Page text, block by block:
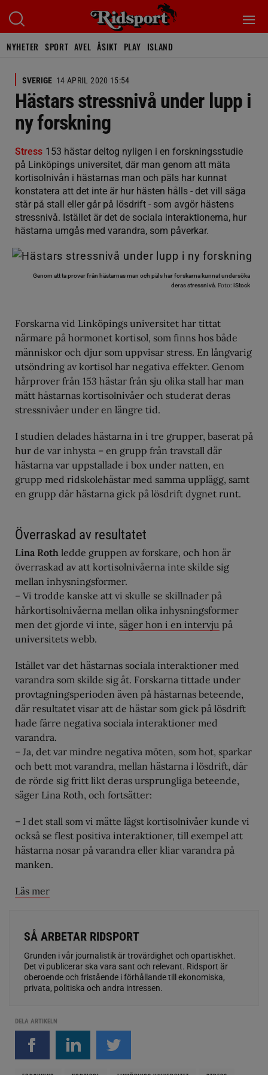
NYHETER SPORT AVEL ÅSIKT PLAY ISLAND
SVERIGE 14 APRIL 2020 15:54
Hästars stressnivå under lupp i
ny forskning
Stress 153 hästar deltog nyligen i en forskningsstudie
på Linköpings universitet, där man genom att mäta
kortisolnivån i hästarnas man och päls har kunnat
konstatera att det inte är hur hästen hålls - det vill säga
står på stall eller går på lösdrift - som avgör hästens
stressnivå. Istället är det de sociala interaktionerna, hur
hästarna umgås med varandra, som påverkar.
Genom att ta prover från hästarnas man och päls har forskarna kunnat undersöka
deras stressnivå. Foto: iStock
Forskarna vid Linköpings universitet har tittat
närmare på hormonet kortisol, som finns hos både
människor och djur som uppvisar stress. En långvarig
utsöndring av kortisol har negativa effekter. Genom
hårprover från 153 hästar från sju olika stall har man
mätt hästarnas kortisolnivåer och studerat deras
stressnivåer under en längre tid.
I studien delades hästarna in i tre grupper, baserat på
hur de var inhysta – en grupp från travstall där
hästarna var uppstallade i box under natten, en
grupp med ridskolehästar med samma upplägg, samt
en grupp där hästarna gick på lösdrift dygnet runt.
Överraskad av resultatet
Lina Roth ledde gruppen av forskare, och hon är
överraskad av att kortisolnivåerna inte skilde sig
mellan inhysningsformer.
– Vi trodde kanske att vi skulle se skillnader på
hårkortisolnivåerna mellan olika inhysningsformer
men det gjorde vi inte, säger hon i en intervju på
universitets webb.
Istället var det hästarnas sociala interaktioner med
varandra som skilde sig åt. Forskarna tittade under
provtagningsperioden även på hästarnas beteende,
där resultatet visar att de hästar som gick på lösdrift
hade färre negativa sociala interaktioner med
varandra.
– Ja, det var mindre negativa möten, som hot, sparkar
och bett mot varandra, mellan hästarna i lösdrift, där
de rörde sig fritt likt deras ursprungliga beteende,
säger Lina Roth, och fortsätter:
– I det stall som vi mätte lägst kortisolnivåer kunde vi
också se flest positiva interaktioner, till exempel att
hästarna nosar på varandra eller kliar varandra på
manken.
Läs mer
SÅ ARBETAR RIDSPORT
Grunden i vår journalistik är trovärdighet och opartiskhet.
Det vi publicerar ska vara sant och relevant. Ridsport är
oberoende och fristående i förhållande till ekonomiska,
privata, politiska och andra intressen.
DELA ARTIKELN